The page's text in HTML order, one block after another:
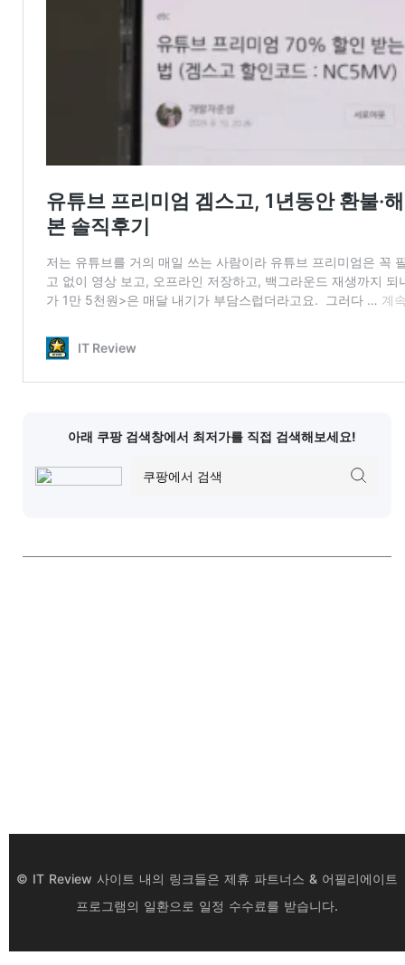
아래 쿠팡 검색창에서 최저가를 직접 검색해보세요!
© IT Review 사이트 내의 링크들은 제휴 파트너스 & 어필리에이트
프로그램의 일환으로 일정 수수료를 받습니다.